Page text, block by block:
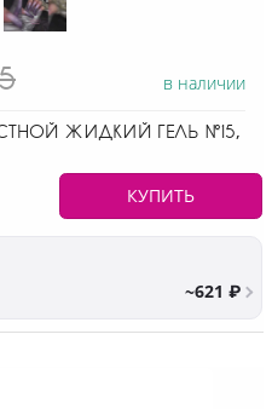
в наличии
ЖИДКИЙ ГЕЛЬ №15,
КУПИТЬ
~621 ₽